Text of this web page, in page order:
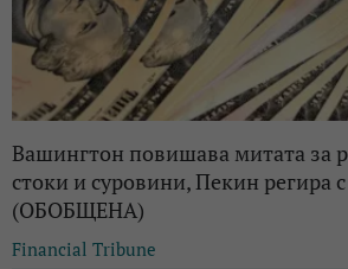
Вашингтон повишава митата за
стоки и суровини, Пекин регира
(ОБОБЩЕНА)
Financial Tribune